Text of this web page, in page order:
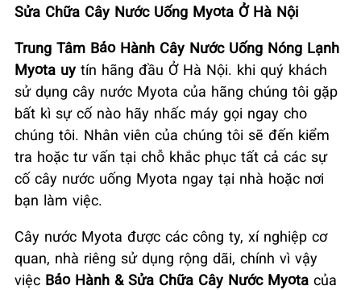
Sửa Chữa Cây Nước Uống Myota Ở Hà Nội
Trung Tâm Bảo Hành Cây Nước Uống Nóng Lạnh
Myota uy tín hãng đầu Ở Hà Nội. khi quý khách
sử dụng cây nước Myota của hãng chúng tôi gặp
bất kì sự cố nào hãy nhấc máy gọi ngay cho
chúng tôi. Nhân viên của chúng tôi sẽ đến kiểm
tra hoặc tư vấn tại chỗ khắc phục tất cả các sự
cố cây nước uống Myota ngay tại nhà hoặc nơi
bạn làm việc.
Cây nước Myota được các công ty, xí nghiệp cơ
quan, nhà riêng sử dụng rộng dãi, chính vì vậy
việc Bảo Hành & Sửa Chữa Cây Nước Myota của